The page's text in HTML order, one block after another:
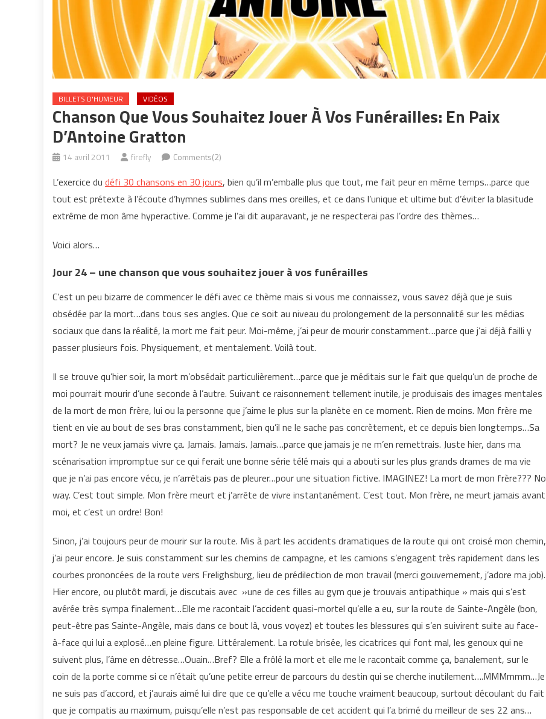
BILLETS D'HUMEUR VIDÉOS
Chanson Que Vous Souhaitez Jouer À Vos Funérailles: En Paix
D’Antoine Gratton
14 avril 2011 firefly Comments(2)
L’exercice du défi 30 chansons en 30 jours, bien qu’il m’emballe plus que tout, me fait peur en même temps…parce que
tout est prétexte à l’écoute d’hymnes sublimes dans mes oreilles, et ce dans l’unique et ultime but d’éviter la blasitude
extrême de mon âme hyperactive. Comme je l’ai dit auparavant, je ne respecterai pas l’ordre des thèmes…
Voici alors…
Jour 24 – une chanson que vous souhaitez jouer à vos funérailles
C’est un peu bizarre de commencer le défi avec ce thème mais si vous me connaissez, vous savez déjà que je suis
obsédée par la mort…dans tous ses angles. Que ce soit au niveau du prolongement de la personnalité sur les médias
sociaux que dans la réalité, la mort me fait peur. Moi-même, j’ai peur de mourir constamment…parce que j’ai déjà failli y
passer plusieurs fois. Physiquement, et mentalement. Voilà tout.
Il se trouve qu’hier soir, la mort m’obsédait particulièrement…parce que je méditais sur le fait que quelqu’un de proche de
moi pourrait mourir d’une seconde à l’autre. Suivant ce raisonnement tellement inutile, je produisais des images mentales
de la mort de mon frère, lui ou la personne que j’aime le plus sur la planète en ce moment. Rien de moins. Mon frère me
tient en vie au bout de ses bras constamment, bien qu’il ne le sache pas concrètement, et ce depuis bien longtemps…Sa
mort? Je ne veux jamais vivre ça. Jamais. Jamais. Jamais…parce que jamais je ne m’en remettrais. Juste hier, dans ma
scénarisation impromptue sur ce qui ferait une bonne série télé mais qui a abouti sur les plus grands drames de ma vie
que je n’ai pas encore vécu, je n’arrêtais pas de pleurer…pour une situation fictive. IMAGINEZ! La mort de mon frère??? No
way. C’est tout simple. Mon frère meurt et j’arrête de vivre instantanément. C’est tout. Mon frère, ne meurt jamais avant
moi, et c’est un ordre! Bon!
Sinon, j’ai toujours peur de mourir sur la route. Mis à part les accidents dramatiques de la route qui ont croisé mon chemin,
j’ai peur encore. Je suis constamment sur les chemins de campagne, et les camions s’engagent très rapidement dans les
courbes prononcées de la route vers Frelighsburg, lieu de prédilection de mon travail (merci gouvernement, j’adore ma job).
Hier encore, ou plutôt mardi, je discutais avec »une de ces filles au gym que je trouvais antipathique » mais qui s’est
avérée très sympa finalement…Elle me racontait l’accident quasi-mortel qu’elle a eu, sur la route de Sainte-Angèle (bon,
peut-être pas Sainte-Angèle, mais dans ce bout là, vous voyez) et toutes les blessures qui s’en suivirent suite au face-
à-face qui lui a explosé…en pleine figure. Littéralement. La rotule brisée, les cicatrices qui font mal, les genoux qui ne
suivent plus, l’âme en détresse…Ouain…Bref? Elle a frôlé la mort et elle me le racontait comme ça, banalement, sur le
coin de la porte comme si ce n’était qu’une petite erreur de parcours du destin qui se cherche inutilement….MMMmmm…Je
ne suis pas d’accord, et j’aurais aimé lui dire que ce qu’elle a vécu me touche vraiment beaucoup, surtout découlant du fait
que je compatis au maximum, puisqu’elle n’est pas responsable de cet accident qui l’a brimé du meilleur de ses 22 ans…